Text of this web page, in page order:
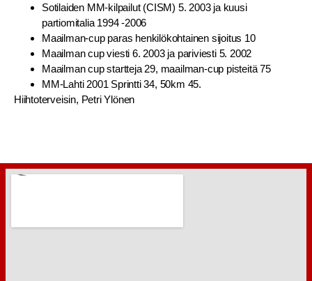
Sotilaiden MM-kilpailut (CISM) 5. 2003 ja kuusi
partiomitalia 1994 -2006
Maailman-cup paras henkilökohtainen sijoitus 10
Maailman cup viesti 6. 2003 ja pariviesti 5. 2002
Maailman cup startteja 29, maailman-cup pisteitä 75
MM-Lahti 2001 Sprintti 34, 50km 45.
Hiihtoterveisin, Petri Ylönen